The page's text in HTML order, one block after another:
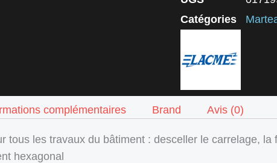
Catégories
complémentaires Brand Avis (0)
tous les travaux du bâtiment : desceller le carrelage,
hexagonal